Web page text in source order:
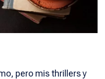
pero mis thrillers y